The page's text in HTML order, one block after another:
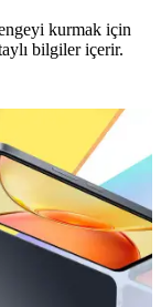
kurmak için
bilgiler içerir.